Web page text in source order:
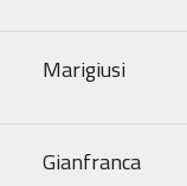
Marigiusi
Gianfranca